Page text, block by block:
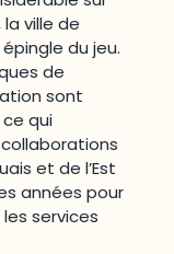
ville de
du jeu.
de
sont
qui
et de l’Est
années pour
services